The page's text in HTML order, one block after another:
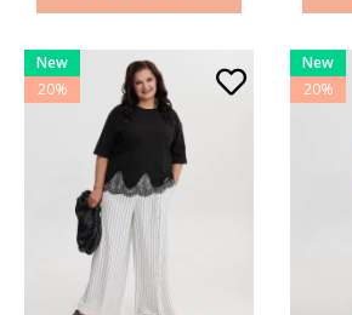
New
20%
New
20%